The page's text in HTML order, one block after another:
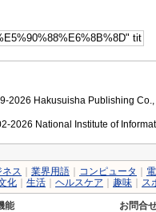
2026 Hakusuisha Publishing Co.,
2026 National Institute of
ネス 業界用語 コンピュータ
化
生活 ヘルスケア 趣味 ス
能
お問合